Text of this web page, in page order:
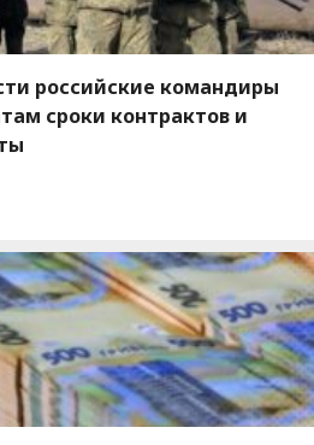
российские командиры
сроки контрактов и